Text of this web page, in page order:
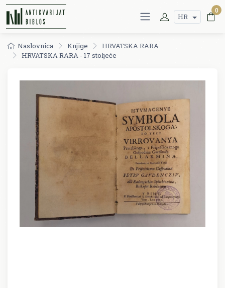
HR
0
Naslovnica Knjige
HRVATSKA RARA
HRVATSKA RARA - 17 stoljeće